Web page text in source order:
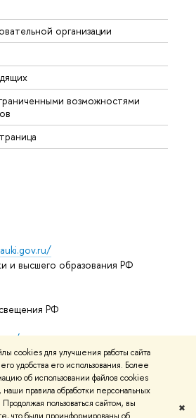
cookies для улучшения работы сайта
удобства его использования. Более
об использовании файлов cookies
наши правила обработки персональных
. Продолжая пользоваться сайтом, вы
✖
организации
возможностями
и высшего образования РФ
РФ
mooc
онлайн-курсы
Адреса и контактыУсловия